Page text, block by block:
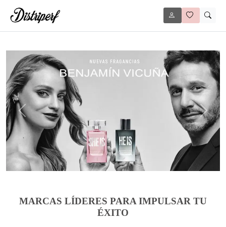
Anterior
MARCAS LÍDERES PARA IMPULSAR TU
ÉXITO